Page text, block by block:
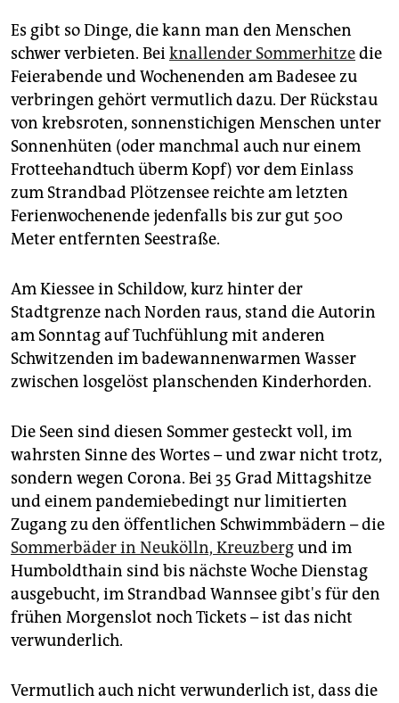
unterstützen
abo
genossenschaft
epaper login
Es gibt so Dinge, die kann man den Menschen
schwer verbieten. Beiknallender Sommerhitzedie
Feierabende und Wochenenden am Badesee zu
verbringen gehört vermutlich dazu. Der Rückstau
von krebsroten, sonnenstichigen Menschen unter
Sonnenhüten (oder manchmal auch nur einem
Frotteehandtuch überm Kopf) vor dem Einlass
zum Strandbad Plötzensee reichte am letzten
Ferienwochenende jedenfalls bis zur gut 500
Meter entfernten Seestraße.
Am Kiessee in Schildow, kurz hinter der
Stadtgrenze nach Norden raus, stand die Autorin
am Sonntag auf Tuchfühlung mit anderen
Schwitzenden im badewannenwarmen Wasser
zwischen losgelöst planschenden Kinderhorden.
Die Seen sind diesen Sommer gesteckt voll, im
wahrsten Sinne des Wortes – und zwar nicht trotz,
sondern wegen Corona. Bei 35 Grad Mittagshitze
und einem pandemiebedingt nur limitierten
Zugang zu den öffentlichen Schwimmbädern – die
Sommerbäder in Neukölln, Kreuzbergund im
Humboldthain sind bis nächste Woche Dienstag
ausgebucht, im Strandbad Wannsee gibt's für den
frühen Morgenslot noch Tickets – ist das nicht
verwunderlich.
Vermutlich auch nicht verwunderlich ist, dass die